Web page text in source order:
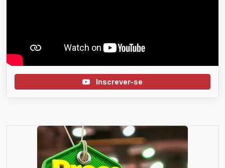
Inscrever-se